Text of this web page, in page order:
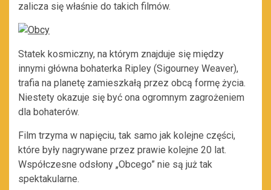
zalicza się właśnie do takich filmów.
Statek kosmiczny, na którym znajduje się między
innymi główna bohaterka Ripley (Sigourney Weaver),
trafia na planetę zamieszkałą przez obcą formę życia.
Niestety okazuje się być ona ogromnym zagrożeniem
dla bohaterów.
Film trzyma w napięciu, tak samo jak kolejne części,
które były nagrywane przez prawie kolejne 20 lat.
Współczesne odsłony „Obcego” nie są już tak
spektakularne.